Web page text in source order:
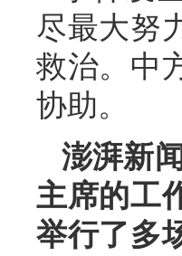
尽最大努
救治。中
协助。
澎湃新
主席的工
举行了多